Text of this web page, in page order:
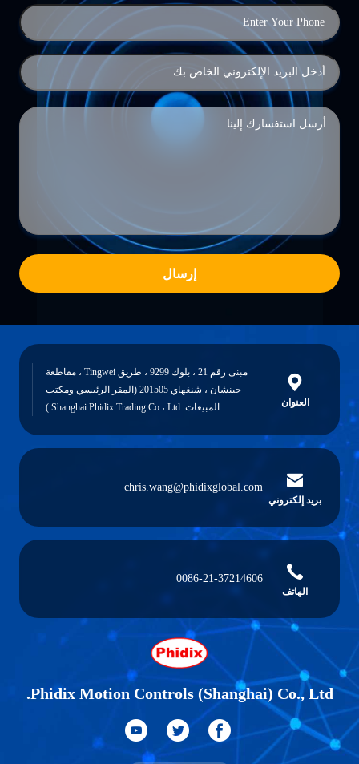
إرسال
العنوان
مبنى رقم 21 ، بلوك 9299 ، طريق Tingwei ، مقاطعة
جينشان ، شنغهاي 201505 (المقر الرئيسي ومكتب
المبيعات: Shanghai Phidix Trading Co.، Ltd.)
بريد إلكتروني
chris.wang@phidixglobal.com
الهاتف
0086-21-37214606
Phidix Motion Controls (Shanghai) Co., Ltd.